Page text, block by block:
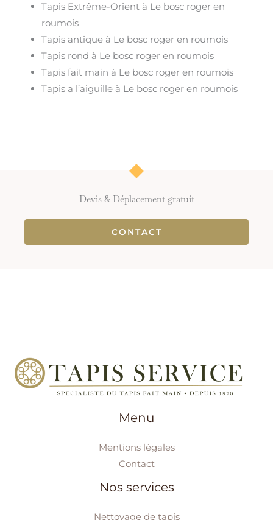
Tapis Extrême-Orient à Le bosc roger en
roumois
Tapis antique à Le bosc roger en roumois
Tapis rond à Le bosc roger en roumois
Tapis fait main à Le bosc roger en roumois
Tapis a l’aiguille à Le bosc roger en roumois
Devis & Déplacement gratuit
CONTACT
Menu
Mentions légales
Contact
Nos services
Nettoyage de tapis